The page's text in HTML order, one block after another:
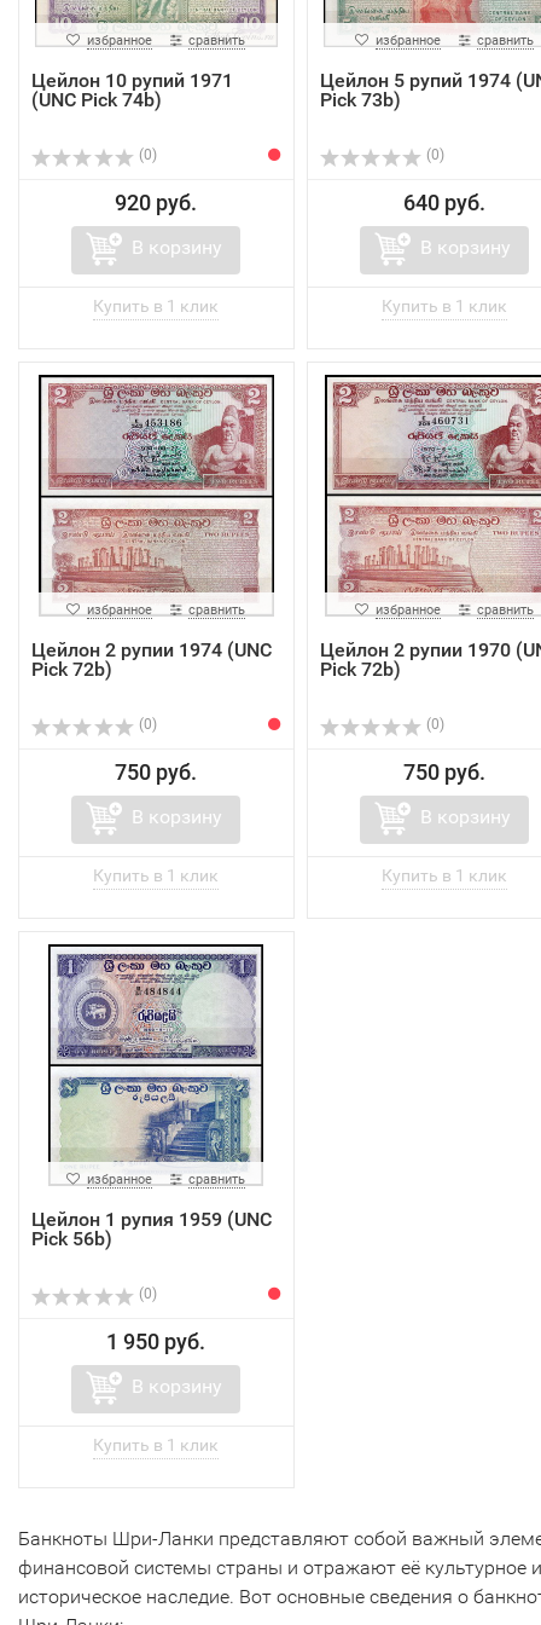
избранное сравнить
Цейлон 10 рупий 1971
(UNC Pick 74b)
(0)
920 руб.
В корзину
избранное сравнить
Цейлон 5 рупий 1974
Pick 73b)
(0)
640 руб.
В корзину
избранное сравнить
Цейлон 2 рупии 1974 (UNC
Pick 72b)
(0)
750 руб.
В корзину
избранное сравнить
Цейлон 2 рупии 1970
Pick 72b)
(0)
750 руб.
В корзину
избранное сравнить
Цейлон 1 рупия 1959 (UNC
Pick 56b)
(0)
1 950 руб.
В корзину
Банкноты Шри-Ланки представляют собой важный
финансовой системы страны и отражают её культурное и
историческое наследие. Вот основные сведения о